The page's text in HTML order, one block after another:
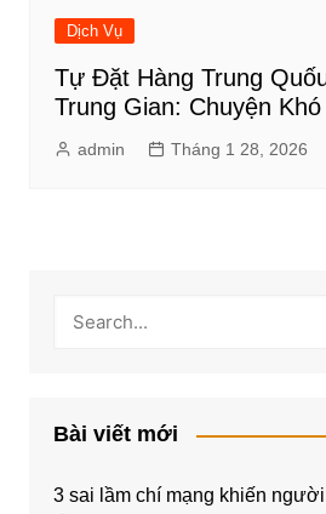
Dịch Vụ
Tự Đặt Hàng Trung
Trung Gian: Chuyện
admin Tháng 1 28, 2026
Bài viết mới
3 sai lầm chí mạng khiến